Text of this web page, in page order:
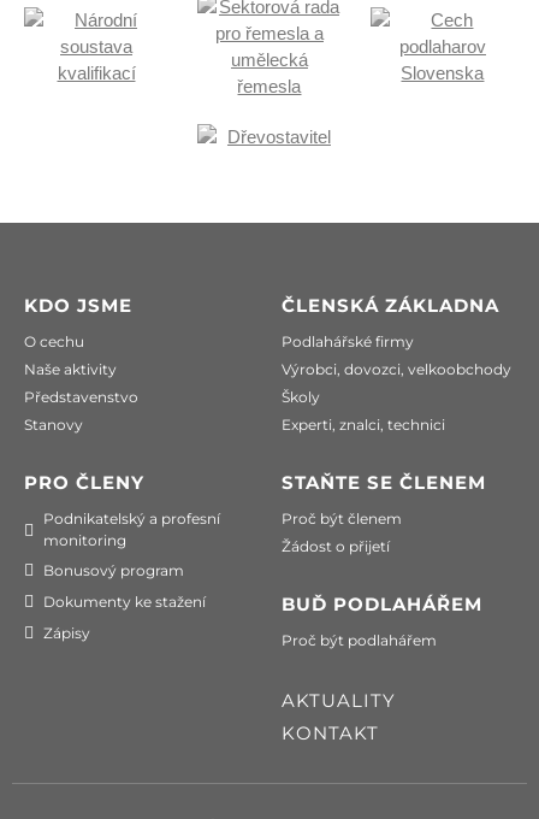
KDO JSME
O cechu
Naše aktivity
Představenstvo
Stanovy
PRO ČLENY
Podnikatelský a profesní
monitoring
Bonusový program
Dokumenty ke stažení
Zápisy
ČLENSKÁ ZÁKLADNA
Podlahářské firmy
Výrobci, dovozci, velkoobchody
Školy
Experti, znalci, technici
STAŇTE SE ČLENEM
Proč být členem
Žádost o přijetí
BUĎ PODLAHÁŘEM
Proč být podlahářem
AKTUALITY
KONTAKT